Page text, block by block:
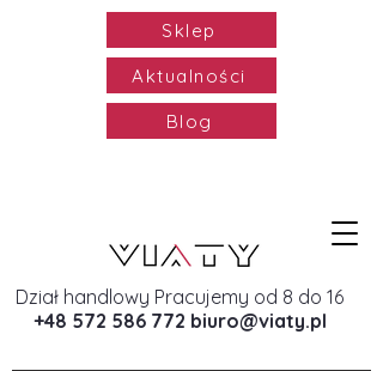
Dział handlowy Pracujemy od 8 do 16
+48 572 586 772 biuro@viaty.pl
Sklep
Aktualności
Blog